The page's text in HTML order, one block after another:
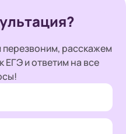
расскажем
ЕГЭ и ответим на все